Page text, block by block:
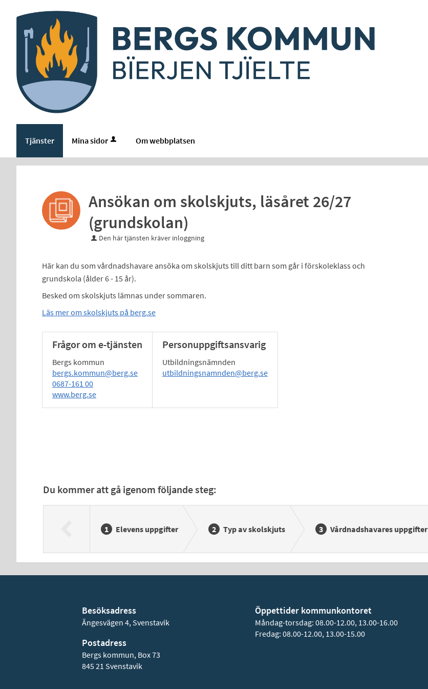
Bergs
kommun
Tjänster Mina sidor Om webbplatsen
Ansökan om skolskjuts, läsåret 26/27
(grundskolan)
Den här tjänsten kräver inloggning
Här kan du som vårdnadshavare ansöka om skolskjuts till ditt barn som går i förskoleklass och
grundskola (ålder 6 - 15 år).
Besked om skolskjuts lämnas under sommaren.
Läs mer om skolskjuts på berg.se
Frågor om e-tjänsten
Bergs kommun
bergs.kommun@berg.se
0687-161 00
www.berg.se
Personuppgiftsansvarig
Utbildningsnämnden
utbildningsnamnden@berg.se
Du kommer att gå igenom följande steg:
Elevens uppgifter Typ av skolskjuts Vårdnadshavares uppgifter
Besöksadress
Ängesvägen 4, Svenstavik
Postadress
Bergs kommun, Box 73
845 21 Svenstavik
Öppettider kommunkontoret
Måndag-torsdag: 08.00-12.00, 13.00-16.00
Fredag: 08.00-12.00, 13.00-15.00